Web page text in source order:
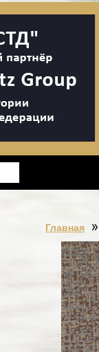
Главная